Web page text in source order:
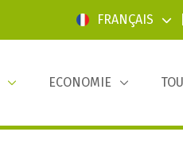
FRANÇAIS
ECONOMIE